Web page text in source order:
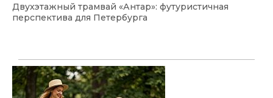
Двухэтажный трамвай «Антар»: футуристичная
перспектива для Петербурга